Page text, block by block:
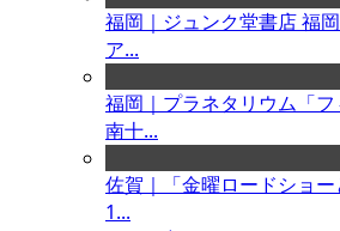
福岡｜ジュンク堂書店 福
ア...
福岡｜プラネタリウム「
南十...
佐賀｜「金曜ロードショ
1...